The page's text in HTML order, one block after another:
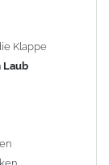
45°) ist die
Klappe
Laub